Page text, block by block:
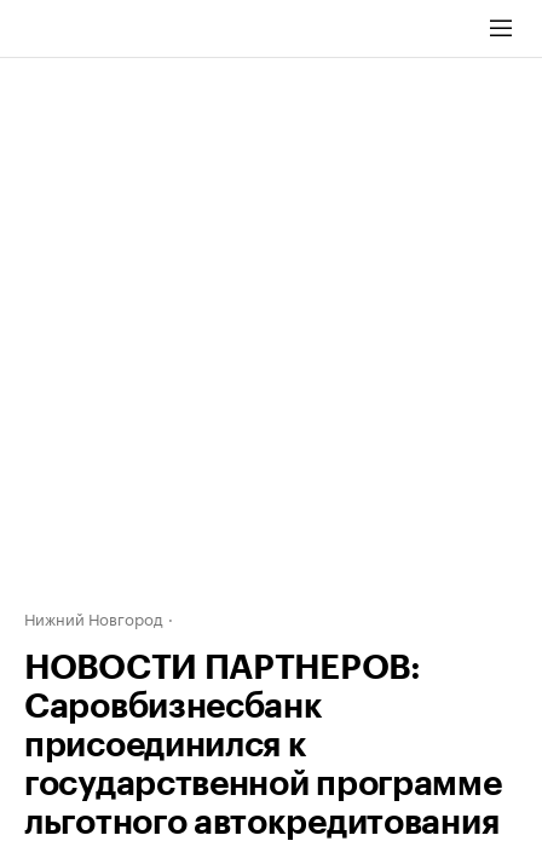
Нижний Новгород
НОВОСТИ ПАРТНЕРОВ:
Саровбизнесбанк
присоединился к
государственной программе
льготного автокредитования